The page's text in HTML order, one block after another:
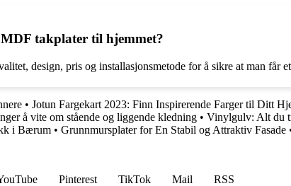
takplater til hjemmet?
design, pris og installasjonsmetode for å sikre at man får
• Jotun Fargekart 2023: Finn Inspirerende Farger til Ditt
å vite om stående og liggende kledning • Vinylgulv: Alt du
i Bærum • Grunnmursplater for En Stabil og Attraktiv Fasade
Pinterest TikTok Mail
RSS